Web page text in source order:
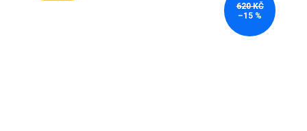
620 KČ
–15 %